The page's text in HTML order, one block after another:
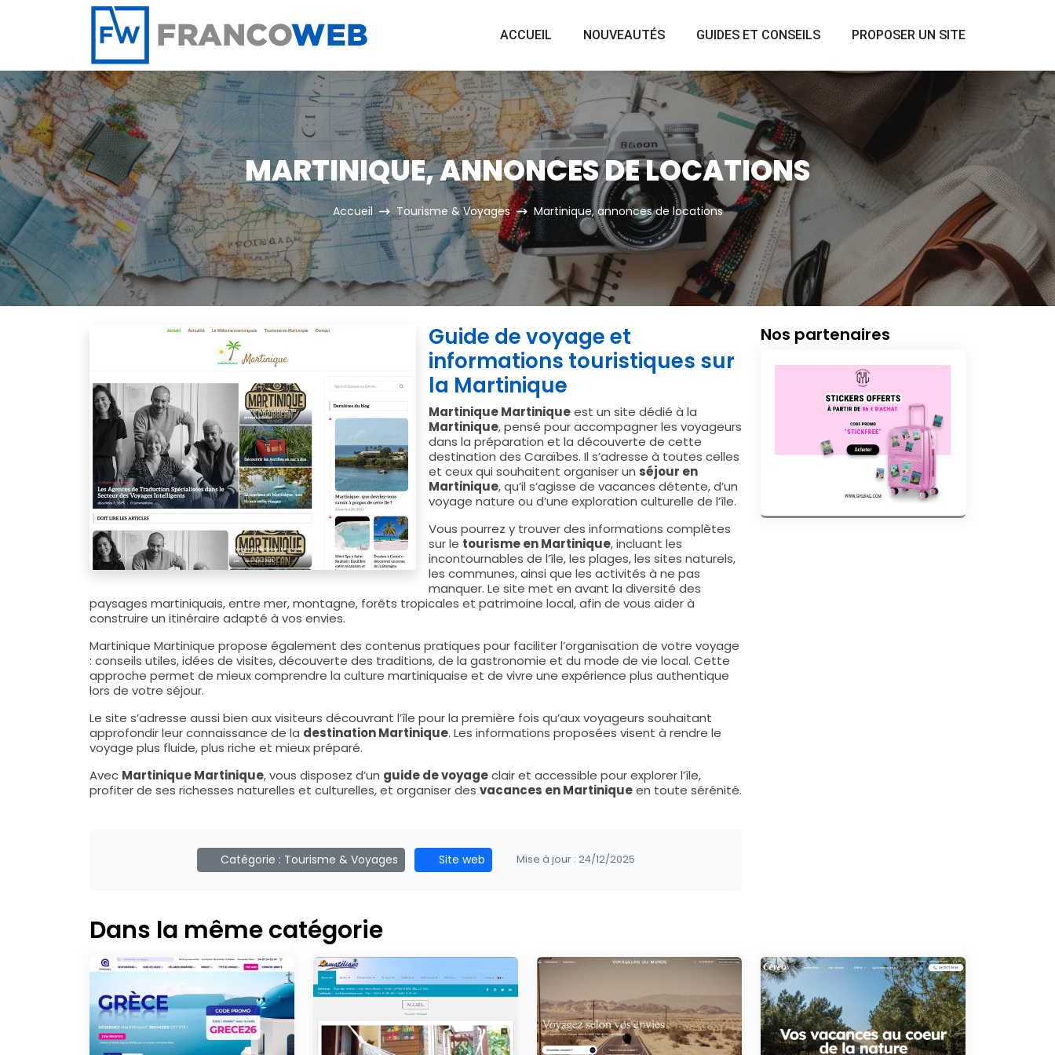
Panneau de gestion des cookies
ACCUEIL NOUVEAUTÉS GUIDES ET CONSEILS PROPOSER UN SITE
MARTINIQUE, ANNONCES DE LOCATIONS
Accueil Tourisme & Voyages Martinique, annonces de locations
Guide de voyage et
informations touristiques sur
la Martinique
Martinique Martiniqueest un site dédié à la
Martinique, pensé pour accompagner les voyageurs
dans la préparation et la découverte de cette
destination des Caraïbes. Il s’adresse à toutes celles
et ceux qui souhaitent organiser un séjour en
Martinique, qu’il s’agisse de vacances détente, d’un
voyage nature ou d’une exploration culturelle de l’île.
Vous pourrez y trouver des informations complètes
sur le tourisme en Martinique, incluant les
incontournables de l’île, les plages, les sites naturels,
les communes, ainsi que les activités à ne pas
manquer. Le site met en avant la diversité des
paysages martiniquais, entre mer, montagne, forêts tropicales et patrimoine local, afin de vous aider à
construire un itinéraire adapté à vos envies.
Martinique Martinique propose également des contenus pratiques pour faciliter l’organisation de votre voyage
: conseils utiles, idées de visites, découverte des traditions, de la gastronomie et du mode de vie local. Cette
approche permet de mieux comprendre la culture martiniquaise et de vivre une expérience plus authentique
lors de votre séjour.
Le site s’adresse aussi bien aux visiteurs découvrant l’île pour la première fois qu’aux voyageurs souhaitant
approfondir leur connaissance de la destination Martinique. Les informations proposées visent à rendre le
voyage plus fluide, plus riche et mieux préparé.
Avec Martinique Martinique, vous disposez d’un guide de voyageclair et accessible pour explorer l’île,
profiter de ses richesses naturelles et culturelles, et organiser des vacances en Martiniqueen toute sérénité.
Catégorie : Tourisme & Voyages Site web Mise à jour : 24/12/2025
Nos partenaires
Dans la même catégorie